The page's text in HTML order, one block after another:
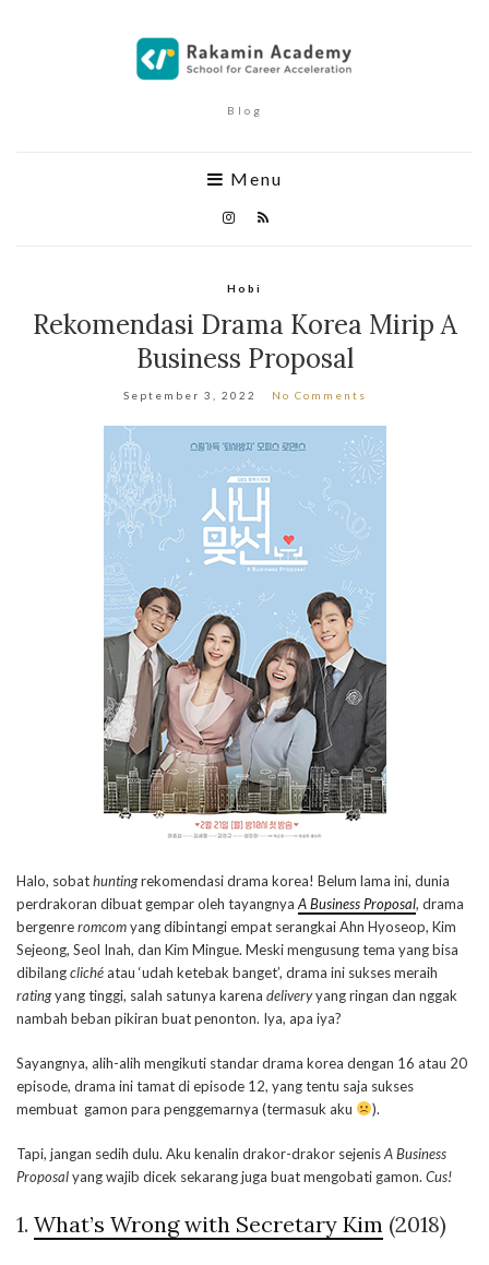
Blog
Menu
Hobi
Rekomendasi Drama Korea Mirip A
Business Proposal
September 3, 2022 No Comments
Halo, sobathuntingrekomendasi drama korea! Belum lama ini, dunia
perdrakoran dibuat gempar oleh tayangnya A Business Proposal, drama
bergenreromcomyang dibintangi empat serangkai Ahn Hyoseop, Kim
Sejeong, Seol Inah, dan Kim Mingue. Meski mengusung tema yang bisa
dibilangclichéatau ‘udah ketebak banget’, drama ini sukses meraih
ratingyang tinggi, salah satunya karena deliveryyang ringan dan nggak
nambah beban pikiran buat penonton. Iya, apa iya?
Sayangnya, alih-alih mengikuti standar drama korea dengan 16 atau 20
episode, drama ini tamat di episode 12, yang tentu saja sukses
membuat gamon para penggemarnya (termasuk aku
).
Tapi, jangan sedih dulu. Aku kenalin drakor-drakor sejenisA Business
Proposalyang wajib dicek sekarang juga buat mengobati gamon. Cus!
1. What’s Wrong with Secretary Kim (2018)